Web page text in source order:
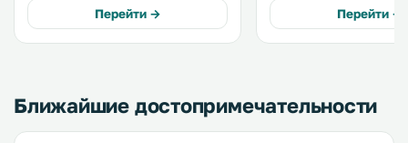
каждом номере установлен
Перейти →
Львовской области. Все номера
оснащены
экраном, а в некоторых
Перейти →
Ближайшие достопримечательности